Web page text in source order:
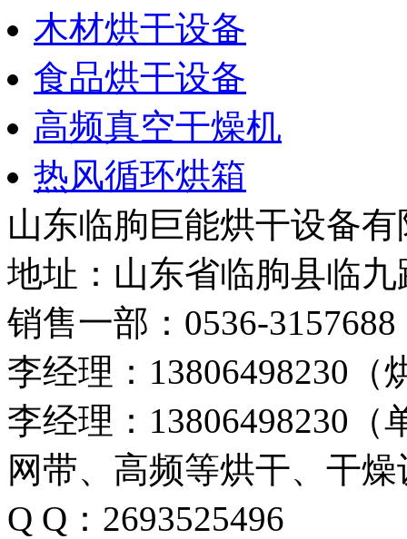
木材烘干设备
食品烘干设备
高频真空干燥机
热风循环烘箱
山东临朐巨能烘干设备
地址：山东省临朐县临
销售一部：0536-3157688
李经理：13806498230
李经理：13806498230
网带、高频等烘干、干
Q Q：2693525496